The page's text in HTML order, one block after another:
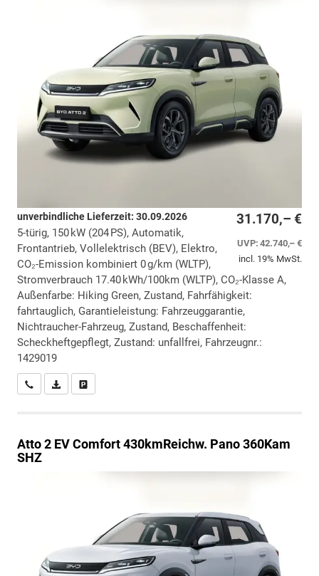
31.170,– €
UVP:42.740,– €
incl. 19% MwSt.
unverbindliche Lieferzeit: 30.09.2026
5-türig, 150 kW (204 PS), Automatik,
Frontantrieb, Vollelektrisch (BEV), Elektro,
CO₂-Emission kombiniert 0 g/km (WLTP),
Stromverbrauch 17.40 kWh/100km (WLTP), CO₂-Klasse A,
Außenfarbe: Hiking Green, Zustand, Fahrfähigkeit:
fahrtauglich, Garantieleistung: Fahrzeuggarantie,
Nichtraucher-Fahrzeug, Zustand, Beschaffenheit:
Scheckheftgepflegt, Zustand: unfallfrei, Fahrzeugnr.:
1429019
Wir rufen Sie anPDF-Datei, Fahrzeugexposé drucken
Atto 2 EV Comfort 430kmReichw. Pano 360Kam
SHZ